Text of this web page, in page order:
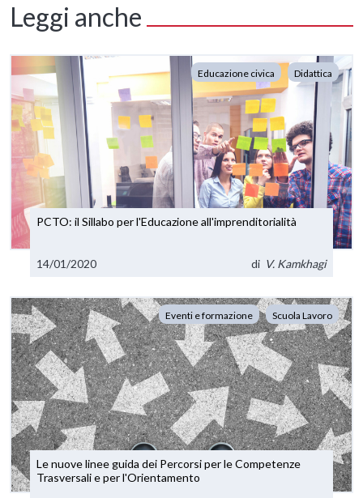
Leggi anche
Educazione civica Didattica
PCTO: il Sillabo per l'Educazione all'imprenditorialità
14/01/2020 di V. Kamkhagi
Eventi e formazione Scuola Lavoro
Le nuove linee guida dei Percorsi per le Competenze
Trasversali e per l'Orientamento